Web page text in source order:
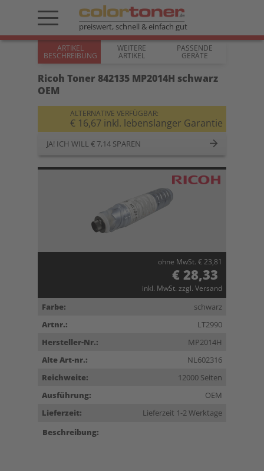
preiswert, schnell & einfach gut
ARTIKEL
BESCHREIBUNG
WEITERE
ARTIKEL
PASSENDE
GERÄTE
Ricoh Toner 842135 MP2014H schwarz
OEM
ALTERNATIVE VERFÜGBAR:
€ 16,67 inkl. lebenslanger Garantie
JA! ICH WILL € 7,14 SPAREN
ohne MwSt. € 23,81
€ 28,33
inkl. MwSt. zzgl. Versand
Farbe:
schwarz
Artnr.:
LT2990
Hersteller-Nr.:
MP2014H
Alte Art-nr.:
NL602316
Reichweite:
12000 Seiten
Ausführung:
OEM
Lieferzeit:
Lieferzeit 1-2 Werktage
Beschreibung: